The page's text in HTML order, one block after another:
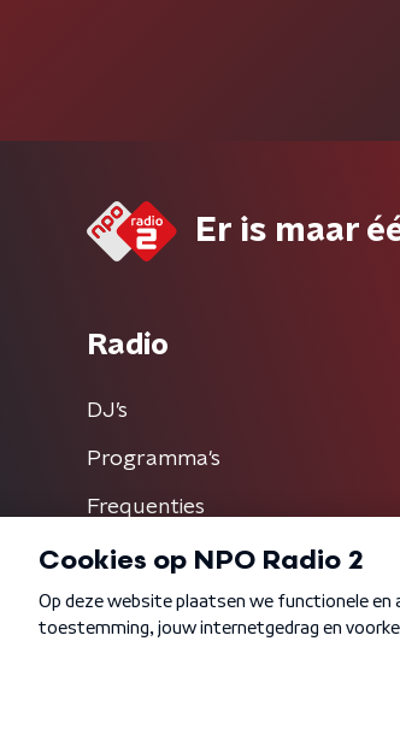
Er is maar
Radio
DJ’s
Programma's
Frequenties
Algemene voorwaarden